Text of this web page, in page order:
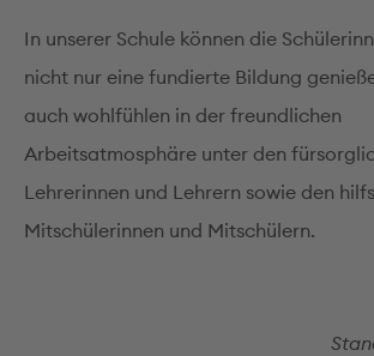
In unserer Schule können die
nicht nur eine fundierte Bildung
auch wohlfühlen in der freundlichen
Arbeitsatmosphäre unter den
Lehrerinnen und Lehrern sowie den
Mitschülerinnen und Mitschülern.